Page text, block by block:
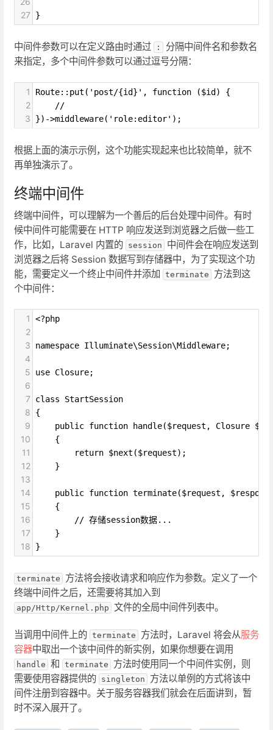
27
}
中间件参数可以在定义路由时通过 :
分隔中间件名和参数名
来指定，多个中间件参数可以通过逗号分隔：
1 Route::put('post/{id}', function ($id) {
2
    //
3 })->middleware('role:editor');
根据上面的演示示例，这个功能实现起来也比较简单，就不
再单独演示了。
终端中间件
终端中间件，可以理解为一个善后的后台处理中间件。有时
候中间件可能需要在 HTTP 响应发送到浏览器之后做一些工
作，比如，Laravel 内置的 session
中间件会在响应发送到
浏览器之后将 Session 数据写到存储器中，为了实现这个功
能，需要定义一个终止中间件并添加 terminate
方法到这
个中间件：
1 <?php
2
3
namespace Illuminate\Session\Middleware;
4
5
use Closure;
6
7
class StartSession
8 {
9
public function handle($request, Closure
10
    {
11
        return $next($request);
12
    }
13
14
public function terminate($request,
15
    {
16
        // 存储session数据...
17
    }
18 }
terminate
方法将会接收请求和响应作为参数。定义了一个
终端中间件之后，还需要将其加入到
app/Http/Kernel.php 文件的全局中间件列表中。
当调用中间件上的 terminate 方法时，Laravel 将会从服务
容器中取出一个该中间件的新实例，如果你想要在调用
handle 和 terminate
方法时使用同一个中间件实例，则
需要使用容器提供的 singleton
方法以单例的方式将该中
间件注册到容器中。关于服务容器我们就会在后面讲到，暂
时不深入展开了。